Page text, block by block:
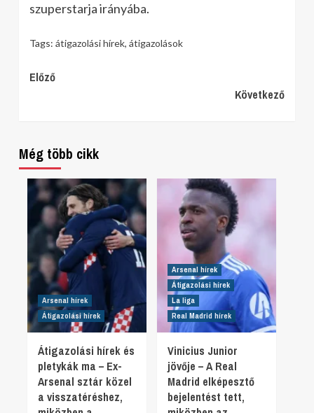
szuperstarja irányába.
Tags: átigazolási hírek, átigazolások
Continue
Előző
Következő
Még több cikk
Arsenal hírek
Átigazolási hírek
Átigazolási hírek és
pletykák ma – Ex-
Arsenal sztár közel
a visszatéréshez,
Arsenal hírek
Átigazolási hírek
La liga
Real Madrid hírek
Vinicius Junior
jövője – A Real
Madrid elképesztő
bejelentést tett,